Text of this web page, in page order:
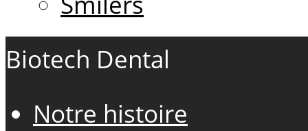
Biotech Dental
Notre histoire